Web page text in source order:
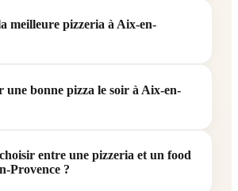
meilleure pizzeria à Aix-en-
une bonne pizza le soir à Aix-en-
entre une pizzeria et un food
Provence ?